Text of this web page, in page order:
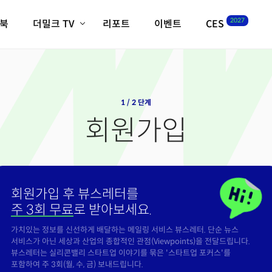
더밀크 TV
크리스의 뉴욕 시그널
밸리토크
리포트 이벤트 CES 2027
1 / 2 단계
회원가입
회원가입 후 뷰스레터를
주 3회 무료로 받아보세요.
가치있는 정보를 신선하게 배달하는 메일링 서비스 뷰스레터. 단순 뉴스
서비스가 아닌 세상과 산업의 종합적인 관점(Viewpoints)을 전달드립니다.
뷰스레터는 실리콘밸리 스타트업 이야기를 묶은 '스타트업 포커스'를
포함하여 주 3회(월, 수, 금) 보내드립니다.